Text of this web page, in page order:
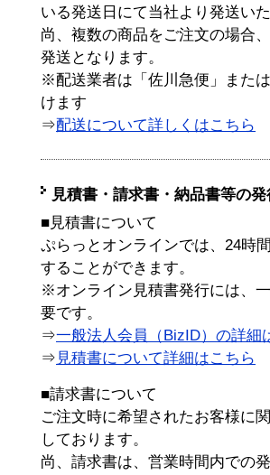
いる発送日にて当社より発送い
尚、複数の商品をご注文の場合
発送となります。
※配送業者は「佐川急便」また
けます
⇒配送について詳しくはこちら
見積書・請求書・納品書等の
■見積書について
ぷらっとオンラインでは、24時
することができます。
※オンライン見積書発行には、
要です。
⇒一般法人会員（BizID）の詳細
⇒ 見積書について詳細はこちら
■請求書について
ご注文時に希望されたお客様に
しております。
尚、請求書は、営業時間内での